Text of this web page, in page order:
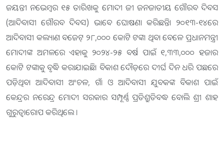
ଜୟନ୍ତୀ ନଭେମ୍ବର ୧୫ ତାରିଖକୁ ମୋଦୀ ଜୀ ଜନଜାତୀୟ ଗୌରବ ଦିବସ
(ଆଦିବାସୀ ଗୌରବ ଦିବସ) ଭାବେ ଘୋଷଣା କରିଛନ୍ତି। ୨୦୧୩-୧୪ରେ
ଆଦିବାସୀ କଲ୍ୟାଣ ବଜେଟ୍ ୨୮,୦୦୦ କୋଟି ଟଙ୍କା ଥିବା ବେଳେ ପ୍ରଧାନମନ୍ତ୍ରୀ
ମୋଦୀଙ୍କ ଅମଳରେ ଏହାକୁ ୨୦୨୪-୨୫ ବର୍ଷ ପାଇଁ ୧,୩୩,୦୦୦ ହଜାର
କୋଟି ଟଙ୍କାକୁ ବୃଦ୍ଧି କରାଯାଇଛି। ବିକାଶ ଦୌଡ଼ରେ ଦୀର୍ଘ ଦିନ ଧରି ପଛରେ
ପଡ଼ିଥିବା ଆଦିବାସୀ ଅଂଚଳ, ଗାଁ ଓ ଆଦିବାସୀ ଯୁବକଙ୍କ ବିକାଶ ପାଇଁ
କେନ୍ଦ୍ରର ନରେନ୍ଦ୍ର ମୋଦୀ ସରକାର ସମ୍ପୂର୍ଣ୍ଣ ପ୍ରତିଶ୍ରୁତିବଦ୍ଧ ବୋଲି ଶ୍ରୀ ଶାହ
ଗୁରୁତ୍ୱାରୋପ କରିଥିଲେ ।